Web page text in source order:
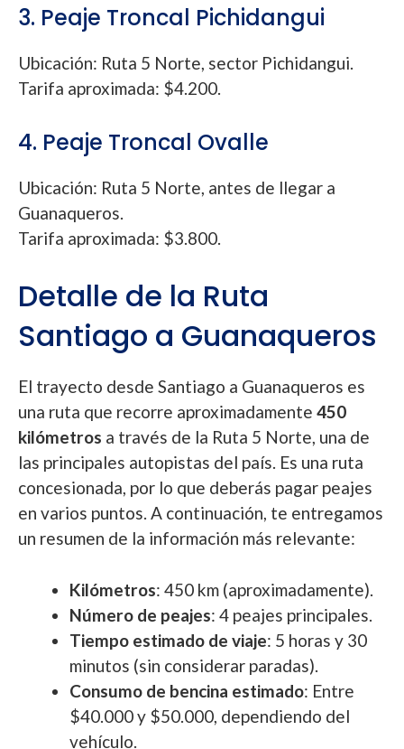
3. Peaje Troncal Pichidangui
Ubicación: Ruta 5 Norte, sector Pichidangui.
Tarifa aproximada: $4.200.
4. Peaje Troncal Ovalle
Ubicación: Ruta 5 Norte, antes de llegar a
Guanaqueros.
Tarifa aproximada: $3.800.
Detalle de la Ruta
Santiago a Guanaqueros
El trayecto desde Santiago a Guanaqueros es
una ruta que recorre aproximadamente 450
kilómetros a través de la Ruta 5 Norte, una de
las principales autopistas del país. Es una ruta
concesionada, por lo que deberás pagar peajes
en varios puntos. A continuación, te entregamos
un resumen de la información más relevante:
Kilómetros: 450 km (aproximadamente).
Número de peajes: 4 peajes principales.
Tiempo estimado de viaje: 5 horas y 30
minutos (sin considerar paradas).
Consumo de bencina estimado: Entre
$40.000 y $50.000, dependiendo del
vehículo.